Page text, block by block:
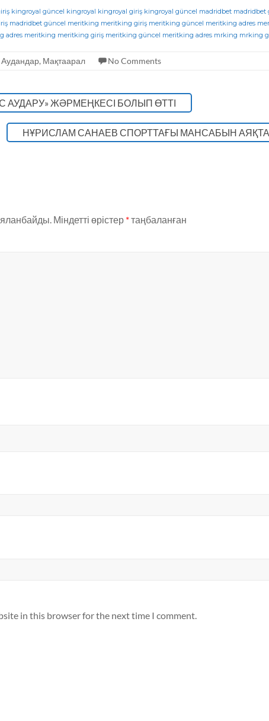
kingroyal güncel kingroyal kingroyal giriş kingroyal güncel madridbet madridbet
madridbet güncel meritking meritking giriş meritking güncel meritking adres
adres meritking meritking giriş meritking güncel meritking adres mrking mrking
Аудандар, Мақтаарал No Comments
АУДАРУ» ЖӘРМЕҢКЕСІ БОЛЫП ӨТТІ
НҰРИСЛАМ САНАЕВ СПОРТТАҒЫ МАНСАБЫН
Міндетті өрістер *таңбаланған
in this browser for the next time I comment.